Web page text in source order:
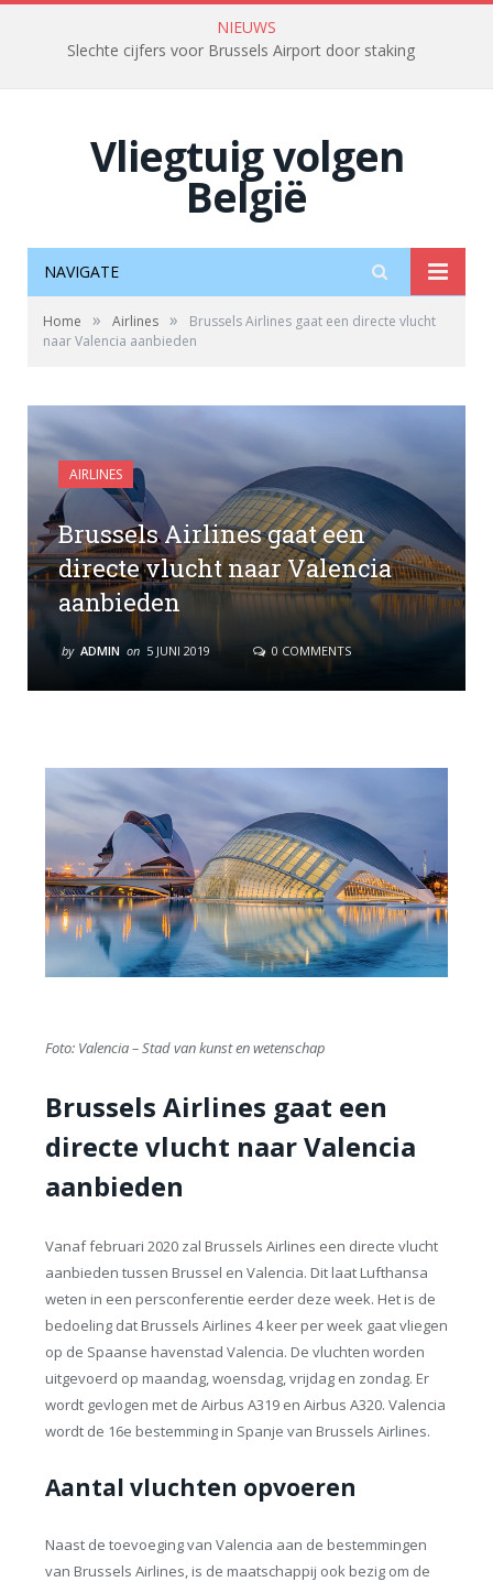
NIEUWS
Slechte cijfers voor Brussels Airport door staking
Vliegtuig volgen
België
NAVIGATE
Home » Airlines »
Brussels Airlines gaat een directe vlucht
naar Valencia aanbieden
AIRLINES
Brussels Airlines gaat een
directe vlucht naar Valencia
aanbieden
by ADMIN on 5 JUNI 2019 0 COMMENTS
Foto: Valencia – Stad van kunst en wetenschap
Brussels Airlines gaat een
directe vlucht naar Valencia
aanbieden
Vanaf februari 2020 zal Brussels Airlines een directe vlucht
aanbieden tussen Brussel en Valencia. Dit laat Lufthansa
weten in een persconferentie eerder deze week. Het is de
bedoeling dat Brussels Airlines 4 keer per week gaat vliegen
op de Spaanse havenstad Valencia. De vluchten worden
uitgevoerd op maandag, woensdag, vrijdag en zondag. Er
wordt gevlogen met de Airbus A319 en Airbus A320. Valencia
wordt de 16e bestemming in Spanje van Brussels Airlines.
Aantal vluchten opvoeren
Naast de toevoeging van Valencia aan de bestemmingen
van Brussels Airlines, is de maatschappij ook bezig om de